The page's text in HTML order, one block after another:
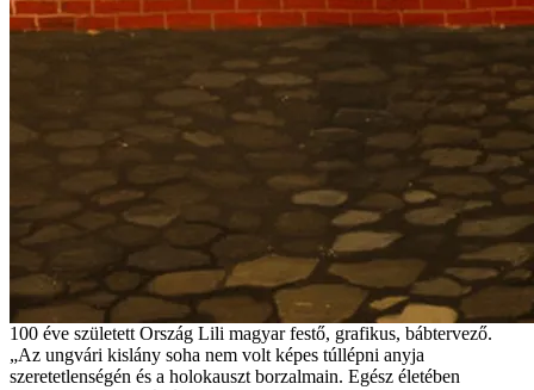
100 éve született Ország Lili magyar festő, grafikus, bábtervező.
„Az ungvári kislány soha nem volt képes túllépni anyja
szeretetlenségén és a holokauszt borzalmain. Egész életében